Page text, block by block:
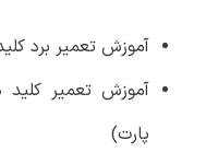
آموزش تعمیر برد
پارت)